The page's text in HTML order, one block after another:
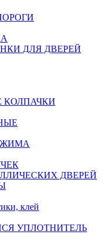
ДЛЯ ДВЕРЕЙ
КОЛПАЧКИ
ДВЕРЕЙ
клей
УПЛОТНИТЕЛЬ